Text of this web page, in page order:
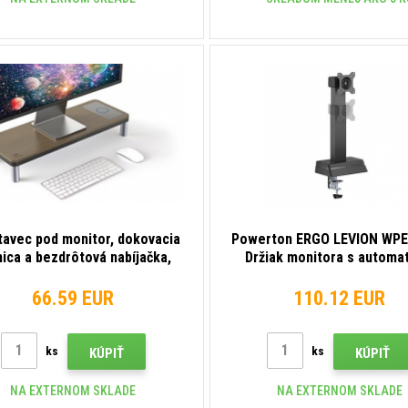
pod monitor, dokovacia
a bezdrôtová nabíjačka,
dekor dreva, oceľ-plast, 20
66.59 EUR
ks KÚPIŤ
NA EXTERNOM SKLADE
Powerton ERGO LEVION
Držiak monitora s
svorka, 17"-32",
110.12 EUR
ks KÚPIŤ
NA EXTERNOM SKLADE